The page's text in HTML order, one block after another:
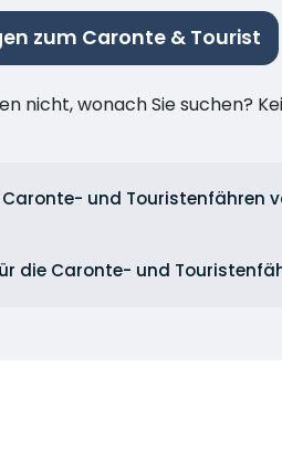
zum Caronte & Tourist
nicht, wonach Sie suchen?
und Touristenfähren
die Caronte- und